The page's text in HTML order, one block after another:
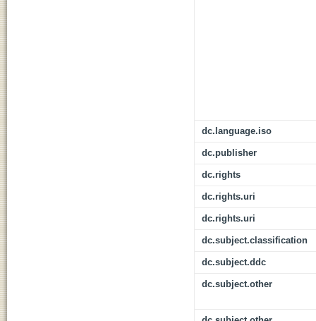
dc.language.iso
dc.publisher
dc.rights
dc.rights.uri
dc.rights.uri
dc.subject.classification
dc.subject.ddc
dc.subject.other